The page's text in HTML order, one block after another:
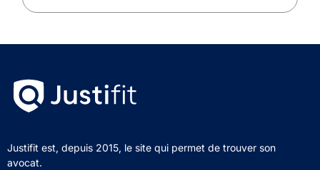
Justifit est, depuis 2015, le site qui permet de trouver son
avocat.